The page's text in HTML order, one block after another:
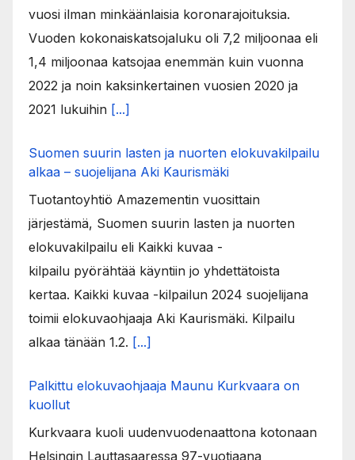
vuosi ilman minkäänlaisia koronarajoituksia.
Vuoden kokonaiskatsojaluku oli 7,2 miljoonaa eli
1,4 miljoonaa katsojaa enemmän kuin vuonna
2022 ja noin kaksinkertainen vuosien 2020 ja
2021 lukuihin [...]
Suomen suurin lasten ja nuorten elokuvakilpailu
alkaa – suojelijana Aki Kaurismäki
Tuotantoyhtiö Amazementin vuosittain
järjestämä, Suomen suurin lasten ja nuorten
elokuvakilpailu eli Kaikki kuvaa -
kilpailu pyörähtää käyntiin jo yhdettätoista
kertaa. Kaikki kuvaa -kilpailun 2024 suojelijana
toimii elokuvaohjaaja Aki Kaurismäki. Kilpailu
alkaa tänään 1.2. [...]
Palkittu elokuvaohjaaja Maunu Kurkvaara on
kuollut
Kurkvaara kuoli uudenvuodenaattona kotonaan
Helsingin Lauttasaaressa 97-vuotiaana